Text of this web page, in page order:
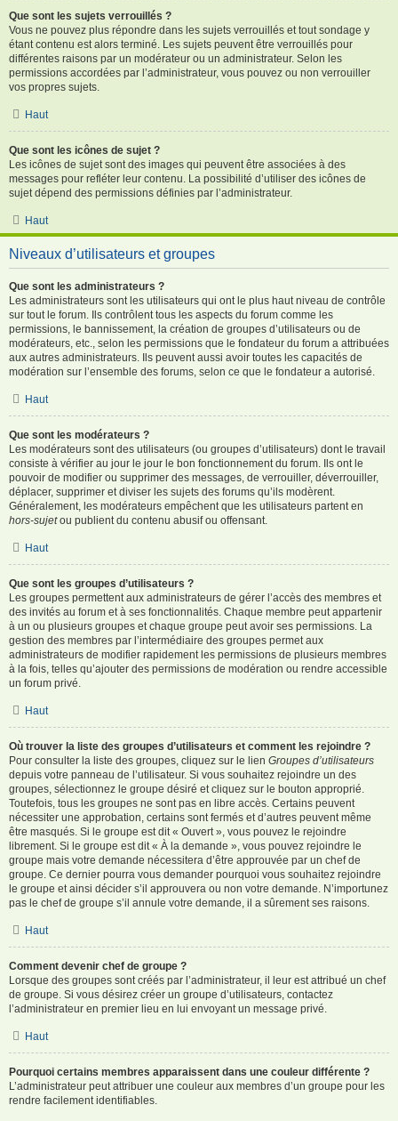
Que sont les sujets verrouillés ?
Vous ne pouvez plus répondre dans les sujets verrouillés et tout sondage y
étant contenu est alors terminé. Les sujets peuvent être verrouillés pour
différentes raisons par un modérateur ou un administrateur. Selon les
permissions accordées par l’administrateur, vous pouvez ou non verrouiller
vos propres sujets.
Haut
Que sont les icônes de sujet ?
Les icônes de sujet sont des images qui peuvent être associées à des
messages pour refléter leur contenu. La possibilité d’utiliser des icônes de
sujet dépend des permissions définies par l’administrateur.
Haut
Niveaux d’utilisateurs et groupes
Que sont les administrateurs ?
Les administrateurs sont les utilisateurs qui ont le plus haut niveau de contrôle
sur tout le forum. Ils contrôlent tous les aspects du forum comme les
permissions, le bannissement, la création de groupes d’utilisateurs ou de
modérateurs, etc., selon les permissions que le fondateur du forum a attribuées
aux autres administrateurs. Ils peuvent aussi avoir toutes les capacités de
modération sur l’ensemble des forums, selon ce que le fondateur a autorisé.
Haut
Que sont les modérateurs ?
Les modérateurs sont des utilisateurs (ou groupes d’utilisateurs) dont le travail
consiste à vérifier au jour le jour le bon fonctionnement du forum. Ils ont le
pouvoir de modifier ou supprimer des messages, de verrouiller, déverrouiller,
déplacer, supprimer et diviser les sujets des forums qu’ils modèrent.
Généralement, les modérateurs empêchent que les utilisateurs partent en
hors-sujetou publient du contenu abusif ou offensant.
Haut
Que sont les groupes d’utilisateurs ?
Les groupes permettent aux administrateurs de gérer l’accès des membres et
des invités au forum et à ses fonctionnalités. Chaque membre peut appartenir
à un ou plusieurs groupes et chaque groupe peut avoir ses permissions. La
gestion des membres par l’intermédiaire des groupes permet aux
administrateurs de modifier rapidement les permissions de plusieurs membres
à la fois, telles qu’ajouter des permissions de modération ou rendre accessible
un forum privé.
Haut
Où trouver la liste des groupes d’utilisateurs et comment les rejoindre ?
Pour consulter la liste des groupes, cliquez sur le lien Groupes d’utilisateurs
depuis votre panneau de l’utilisateur. Si vous souhaitez rejoindre un des
groupes, sélectionnez le groupe désiré et cliquez sur le bouton approprié.
Toutefois, tous les groupes ne sont pas en libre accès. Certains peuvent
nécessiter une approbation, certains sont fermés et d’autres peuvent même
être masqués. Si le groupe est dit « Ouvert », vous pouvez le rejoindre
librement. Si le groupe est dit « À la demande », vous pouvez rejoindre le
groupe mais votre demande nécessitera d’être approuvée par un chef de
groupe. Ce dernier pourra vous demander pourquoi vous souhaitez rejoindre
le groupe et ainsi décider s’il approuvera ou non votre demande. N’importunez
pas le chef de groupe s’il annule votre demande, il a sûrement ses raisons.
Haut
Comment devenir chef de groupe ?
Lorsque des groupes sont créés par l’administrateur, il leur est attribué un chef
de groupe. Si vous désirez créer un groupe d’utilisateurs, contactez
l’administrateur en premier lieu en lui envoyant un message privé.
Haut
Pourquoi certains membres apparaissent dans une couleur différente ?
L’administrateur peut attribuer une couleur aux membres d’un groupe pour les
rendre facilement identifiables.